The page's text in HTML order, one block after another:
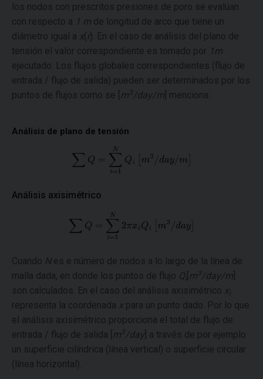
los nodos con prescritos presiones de poro se evalúan
con respecto a 1 m de longitud de arco que tiene un
diámetro igual a x( r). En el caso de análisis del plano de
tensión el valor correspondiente es tomado por 1m
ejecutado. Los flujos globales correspondientes (flujo de
entrada / flujo de salida) pueden ser determinados por los
puntos de flujos como se [ m 3 /day/m ] menciona:
Análisis de plano de tensión
Análisis axisimétrico
Cuando Nes e número de nodos a lo largo de la línea de
malla dada, en donde los puntos de flujo Qi m3 /day/m
son calculados. En el caso del análisis axisimétrico xi
representa la coordenada x para un punto dado. Por lo que
el análisis axisimétrico proporciona el total de flujo de
entrada / flujo de salida [ m3 /day ] a través de por ejemplo
un superficie cilíndrica (línea vertical) o superficie circular
(línea horizontal).